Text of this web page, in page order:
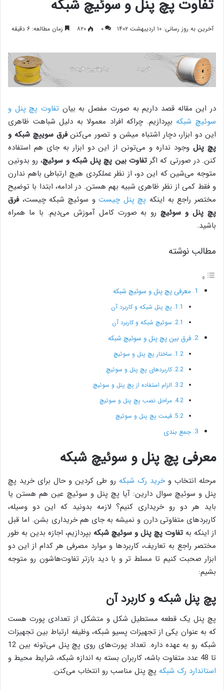
تفاوت پچ پنل و سوئیچ شبکه
آخرین به روز رسانی: ۱۰ اردیبهشت ۱۴۰۲ ۰ ۸۲۰ زمان مطالعه: ۶ دقیقه
در این مقاله قصد داریم به صورت مفصل به بیان تفاوت پچ پنل و
سوئیچ شبکه بپردازیم. چراکه افراد معمولا به دلیل شباهت ظاهری
این دو ابزار، دچار اشتباه میشن و تصور می‌کننفرق سوییچ شبکه و
پچ پنل وجود نداره و می‌تونن از این دو ابزار به جای هم استفاده
کنن. در صورتی که اگرتفاوت بین پچ پنل شبکه و سوئیچ، رو بدونین
متوجه می‌شین که این دو، از نظر عملکردی هیچ ارتباطی باهم ندارن
و فقط کمی از نظر ظاهری شبیه بهم هستن. در ادامه، ابتدا با توضیح
مختصر راجع به اینکه پچ پنل چیستو سوئیچ شبکه چیست،فرق
پچ پنل و سوئیچرو به صورت کامل آموزش می‌دیم. با ما همراه
باشید.
مطالب نوشته
معرفی پچ پنل و سوئیچ شبکه
پچ پنل شبکه و کاربرد آن
سوئیچ شبکه و کاربرد آن
فرق بین پچ پنل و سوئیچ شبکه
ساختار پچ پنل و سوئیچ
کاربردهای پچ پنل و سوئیچ
الزام استفاده از پچ پنل و سوئیچ
مراحل نصب پچ پنل و سوئیچ
قیمت پچ پنل و سوئیچ
جمع بندی
معرفی پچ پنل و سوئیچ شبکه
مرحله انتخاب وخرید رک شبکه رو طی کردین و حال برای خرید پچ
پنل و سوئیچ سوال دارین: آیا پچ پنل و سوئیچ عین هم هستن یا
باید هر دو رو خریداری کنیم؟ لازمه بدونید که این دو وسیله،
کاربردهای متفاوتی دارن و نمیشه به جای هم خریداری بشن. اما قبل
از اینکه به تفاوت پچ پنل و سوئیچ شبکه بپردازیم، اجازه بدین به طور
مختصر راجع به تعاریف، کاربردها و موارد مصرفی هر کدام از این دو
ابزار صحبت کنیم تا مسلط تر و با دید بازتر تفاوت‌هاشون رو متوجه
بشیم:
پچ پنل شبکه و کاربرد آن
پچ پنل یک قطعه مستطیل شکل و متشکل از تعدادی پورت هست
که به عنوان یکی از تجهیزات پسیو شبکه، وظیفه ارتباط بین تجهیزات
شبکه رو به عهده داره. تعداد پورت‌های روی پچ پنل می‌تونه بین 12
تا 48 عدد متفاوت باشه، کاربران بسته به اندازه شبکه، شرایط محیط و
استاندارد رک شبکه پچ پنل مناسب رو انتخاب می‌کنن.